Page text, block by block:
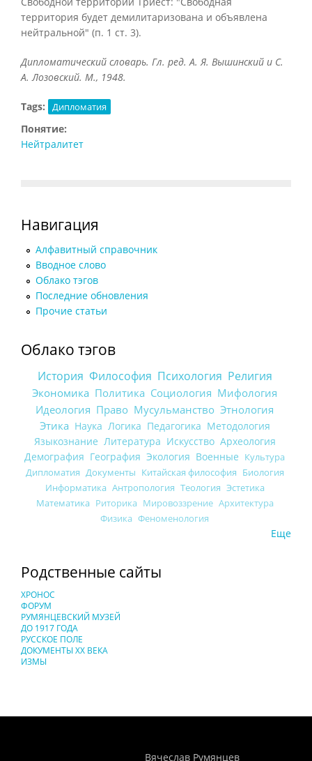
территория будет демилитаризована и объявлена
нейтральной" (п. 1 ст. 3).
Дипломатический словарь. Гл. ред. А. Я. Вышинский и С.
А. Лозовский. М., 1948.
Tags: Дипломатия
Понятие:
Нейтралитет
Навигация
Алфавитный справочник
Вводное слово
Облако тэгов
Последние обновления
Прочие статьи
Облако тэгов
История Философия Психология Религия
Экономика Политика Социология Мифология
Идеология Право Мусульманство Этнология
Этика Наука Логика Педагогика Методология
Языкознание Литература Искусство Археология
Демография География Экология Военные Культура
Дипломатия Документы Китайская философия Биология
Информатика Антропология Теология Эстетика
Математика Риторика Мировоззрение Архитектура
Физика Феноменология
Еще
Родственные сайты
ХРОНОС
ФОРУМ
РУМЯНЦЕВСКИЙ МУЗЕЙ
ДО 1917 ГОДА
РУССКОЕ ПОЛЕ
ДОКУМЕНТЫ XX ВЕКА
ИЗМЫ
Вячеслав Румянцев